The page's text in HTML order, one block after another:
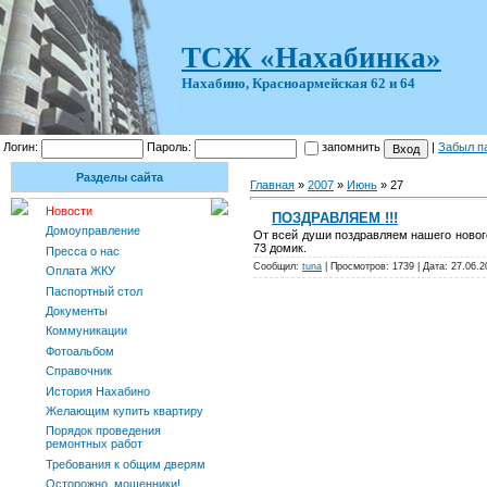
ТСЖ «Нахабинка»
Нахабино, Красноармейская 62 и 64
Логин: Пароль: запомнить Забыл
Разделы сайта
Новости
Домоуправление
Пресса о нас
Оплата ЖКУ
Паспортный стол
Документы
Коммуникации
Фотоальбом
Справочник
История Нахабино
Желающим купить квартиру
Порядок проведения
ремонтных работ
Требования к общим дверям
Осторожно, мошенники!
Главная » 2007 » Июнь » 27
ПОЗДРАВЛЯЕМ !!!
От всей души поздравляем нашего
73 домик.
Сообщил: tuna | Просмотров: 1739 | Дата: